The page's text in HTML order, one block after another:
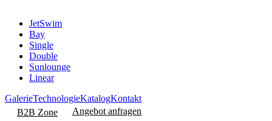
JetSwim
Bay
Single
Double
Sunlounge
Linear
GalerieTechnologieKatalogKontakt
B2B Zone
Angebot anfragen